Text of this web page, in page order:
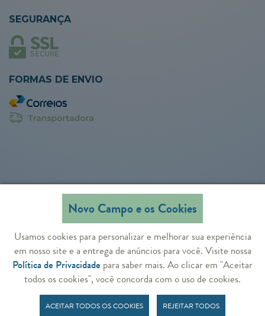
SEGURANÇA
FORMAS DE ENVIO
Novo Campo Agrícola Ltda © CNPJ: 34.774.302/0001-39
Todos os
direitos reservados
Novo Campo e os Cookies
Usamos cookies para personalizar e melhorar sua experiência
em nosso site e a entrega de anúncios para você. Visite nossa
Política de Privacidade para saber mais. Ao clicar em "Aceitar
todos os cookies", você concorda com o uso de cookies.
ACEITAR TODOS OS COOKIES REJEITAR TODOS